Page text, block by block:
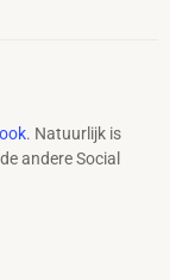
. Natuurlijk is
andere Social